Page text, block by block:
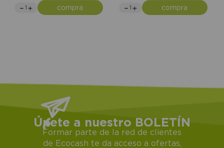
compra compra
Únete a nuestro BOLETÍN
Formar parte de la red de clientes
de Ecocash te da acceso a ofertas,